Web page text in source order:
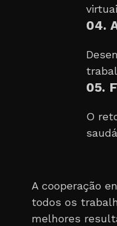
04.
05.
O
A cooperação
todos os
melhores